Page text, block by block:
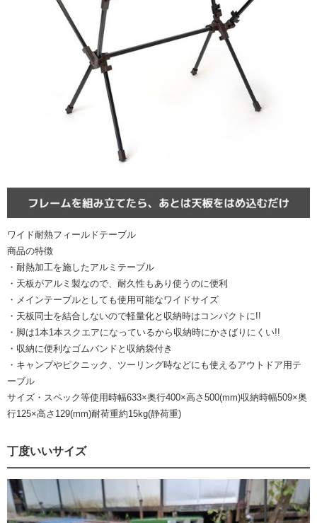
ワイド耐熱フィールドテーブル
商品の特徴
・耐熱加工を施したアルミテーブル
・天板がアルミ製なので、耐久性もあり使うのに便利
・メインテーブルとしても使用可能なワイドサイズ
・天板同士を結合しないので軽量化と収納時はコンパクトに!!
・脚は1本1本スクエアになっているから収納時にかさばりにくい!!
・収納に便利なゴムバンドと収納袋付き
・キャンプやピクニック、ツーリング時などにも使えるアウトドア用テ
ーブル
サイズ・スペック等使用時幅633×奥行400×高さ500(mm)収納時幅509×奥
行125×高さ129(mm)耐荷重約15kg(静荷重)
丁度いいサイズ